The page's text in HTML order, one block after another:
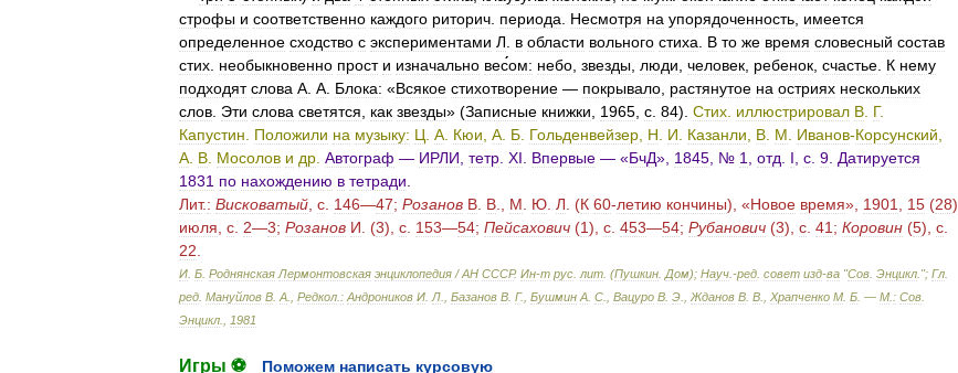
строфы и соответственно каждого риторич периода Несмотря на упорядоченность имеется
определенное сходство с экспериментами Л в области вольного стиха В то же время словесный состав
стих необыкновенно прост и изначально вес́́ом: небо звезды люди человек ребенок счастье К нему
подходят слова А А Блока: «Всякое стихотворение — покрывало растянутое на остриях нескольких
слов Эти слова светятся как звезды» (Записные книжки 1965 с 84). Стих иллюстрировал В Г.
Капустин
Положили на музыку: Ц А Кюи А Б Гольденвейзер Н И Казанли В М Иванов-Корсунский
А В Мосолов и др Автограф — ИРЛИ тетр XI Впервые — «БчД», 1845 , № 1 отд I с 9 Датируется
1831 по нахождению в тетради
Лит.: Висковатый с 146—47; Розанов В В М Ю Л . (К 60-летию кончины), «Новое время», 1901 15 (28)
июля с 2—3; Розанов И . (3), с 153—54; Пейсахович (1), с 453—54; Рубанович (3), с 41 ; Коровин (5), с
22
И Б Роднянская Лермонтовская энциклопедия /АН СССР. Ин-т рус лит . (Пушкин Дом); Науч .-ред совет изд-ва "Сов Энцикл ."; Гл
ред Мануйлов В А Редкол : Андроников И Л Базанов В Г., Бушмин А С Вацуро В Э Жданов В В Храпченко М Б . — М : Сов
Энцикл
1981
Игры ⚽
Поможем написать курсовую